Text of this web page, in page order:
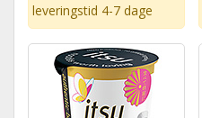
leveringstid 4-7 dage